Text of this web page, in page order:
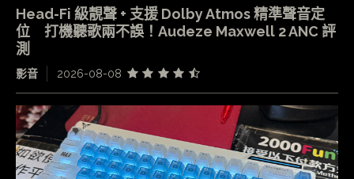
Head-Fi 級靚聲 + 支援 Dolby Atmos 精準聲音定
位 打機聽歌兩不誤！Audeze Maxwell 2 ANC 評
測
影音 2026-08-08